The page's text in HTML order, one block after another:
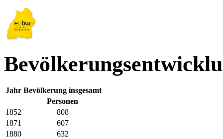
Jahr Bevölkerung insgesamt
Personen
1852
808
1871
607
1880
632